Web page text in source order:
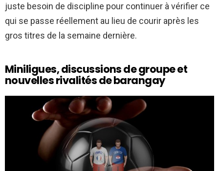
juste besoin de discipline pour continuer à vérifier ce
qui se passe réellement au lieu de courir après les
gros titres de la semaine dernière.
Miniligues, discussions de groupe et
nouvelles rivalités de barangay